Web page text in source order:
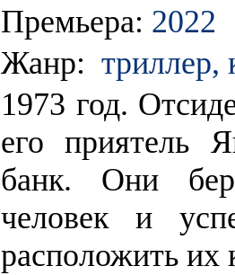
Премьера: 2022
Жанр: триллер,
1973 год.
его приятель
банк. Они
человек и
расположить их